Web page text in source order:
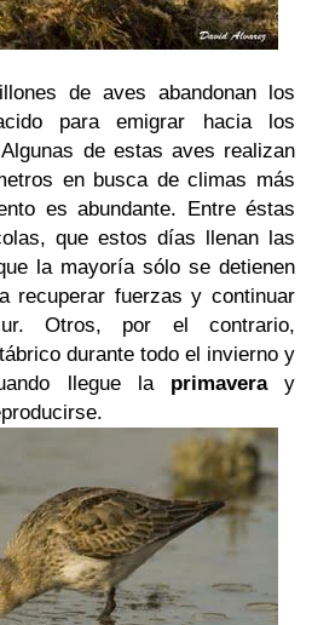
de aves abandonan los
para emigrar hacia los
de estas aves realizan
en busca de climas más
es abundante. Entre éstas
que estos días llenan las
la mayoría sólo se detienen
recuperar fuerzas y continuar
Otros, por el contrario,
durante todo el invierno y
llegue la primaveray